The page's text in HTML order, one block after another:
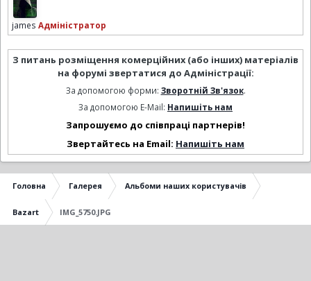
james Адміністратор
З питань розміщення комерційних (або інших) матеріалів
на форумі звертатися до Адміністрації:
За допомогою форми: Зворотній Зв'язок.
За допомогою E-Mail: Напишіть нам
Запрошуємо до співпраці партнерів!
Звертайтесь на Email: Напишіть нам
Головна Галерея Альбоми наших користувачів
Bazart IMG_5750.JPG